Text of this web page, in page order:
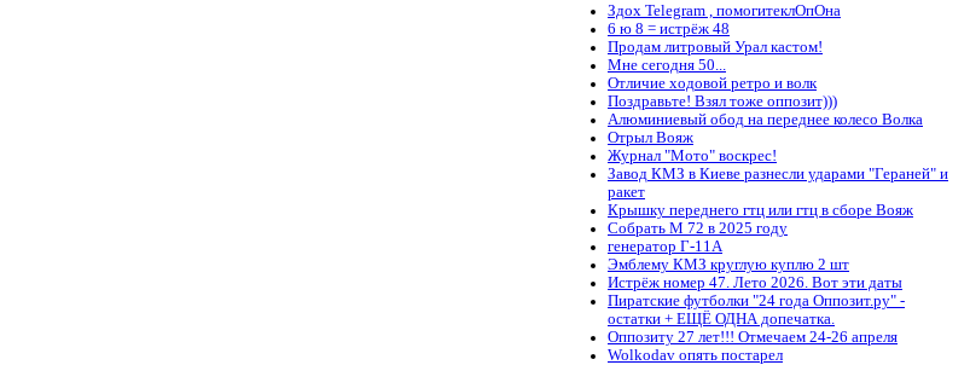
Здох Telegram , помогитеклОпОна
6 ю 8 = истрёж 48
Продам литровый Урал кастом!
Мне сегодня 50...
Отличие ходовой ретро и волк
Поздравьте! Взял тоже оппозит)))
Алюминиевый обод на переднее колесо Волка
Отрыл Вояж
Журнал "Мото" воскрес!
Завод КМЗ в Киеве разнесли ударами "Гераней" и
ракет
Крышку переднего гтц или гтц в сборе Вояж
Собрать М 72 в 2025 году
генератор Г-11А
Эмблему КМЗ круглую куплю 2 шт
Истрёж номер 47. Лето 2026. Вот эти даты
Пиратские футболки "24 года Оппозит.ру" -
остатки + ЕЩЁ ОДНА допечатка.
Оппозиту 27 лет!!! Отмечаем 24-26 апреля
Wolkodav опять постарел